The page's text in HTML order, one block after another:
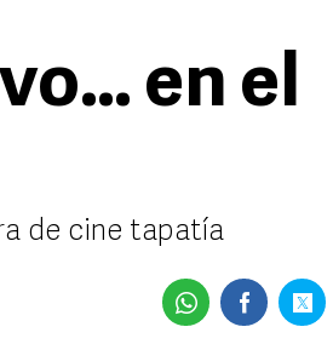
en el
de cine tapatía